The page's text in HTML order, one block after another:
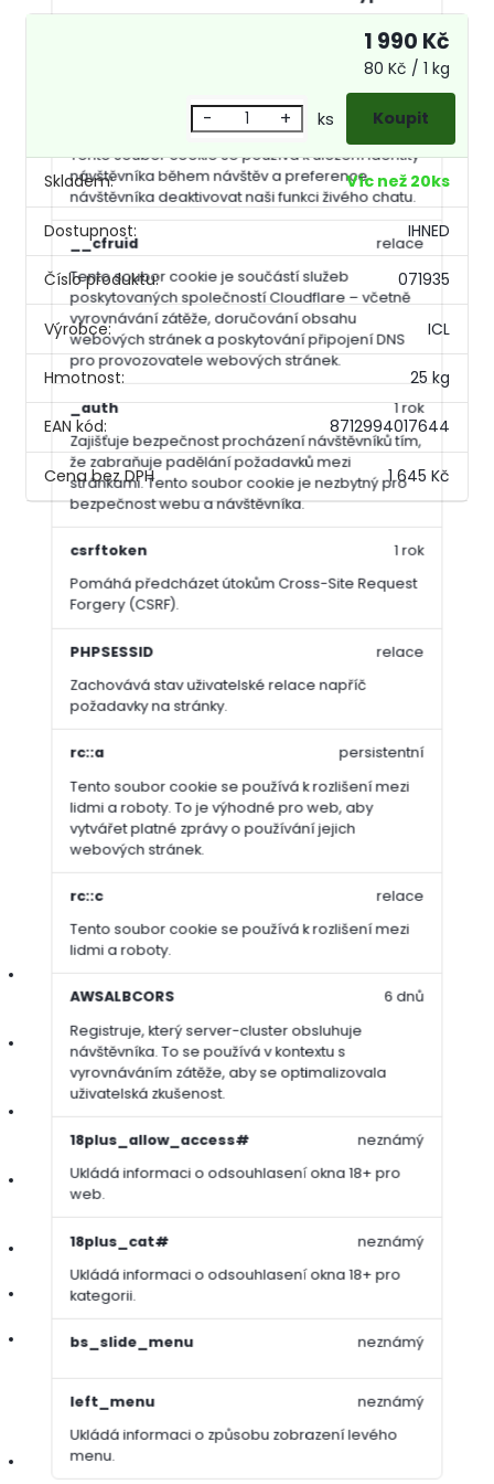
Ukládá informaci o potřebě zobrazení cookie lišty
1 rok
Tento soubor cookie se používá k uložení identity
návštěvníka během návštěv a preference
návštěvníka deaktivovat naši funkci živého chatu.
1 rok
__cfruid
Tento soubor cookie je součástí služeb
poskytovaných společností Cloudflare – včetně
vyrovnávání zátěže, doručování obsahu
webových stránek a poskytování připojení DNS
pro provozovatele webových stránek.
relace
_auth
Zajišťuje bezpečnost procházení návštěvníků tím,
že zabraňuje padělání požadavků mezi
stránkami. Tento soubor cookie je nezbytný pro
bezpečnost webu a návštěvníka.
1 rok
csrftoken
Pomáhá předcházet útokům Cross-Site Request
Forgery (CSRF).
1 rok
PHPSESSID
Zachovává stav uživatelské relace napříč
požadavky na stránky.
relace
rc::a
Tento soubor cookie se používá k rozlišení mezi
lidmi a roboty. To je výhodné pro web, aby
vytvářet platné zprávy o používání jejich
webových stránek.
persistentní
rc::c
Tento soubor cookie se používá k rozlišení mezi
lidmi a roboty.
relace
AWSALBCORS
Registruje, který server-cluster obsluhuje
návštěvníka. To se používá v kontextu s
vyrovnáváním zátěže, aby se optimalizovala
uživatelská zkušenost.
6 dnů
18plus_allow_access#
Ukládá informaci o odsouhlasení okna 18+ pro
web.
neznámý
18plus_cat#
Ukládá informaci o odsouhlasení okna 18+ pro
kategorii.
neznámý
bs_slide_menu neznámý
left_menu
Ukládá informaci o způsobu zobrazení levého
menu.
neznámý
Skladem: Víc než 20ks
Dostupnost: IHNED
Číslo produktu: 071935
Výrobce: ICL
Hmotnost: 25 kg
EAN kód: 8712994017644
1 645 Kč
1 990 Kč
80 Kč / 1 kg
- + ks
Kompletní specifikace
5+2MgOje navrženo speciálně pro
a přesevy,
Díky patentované technologii řízeného uvolňování živin Poly-S
poskytuje mladému trávníku přesně takové množství živin,
rostlin. Vysoký obsah fosforu podporuje tvorbu silného
kořenového systému a minigranule zajišťují rovnoměrné
pokrytí i rychlou vizuální reakci trávníku.Vyvážený poměr živin
podporuje růst, hustotu avitalitu trávníku
hořčíkzlepšuje barvua fotosyntetickou aktivitu.
trávníku
řízené uvolňování živin minimalizuje riziko popálení a
podporuje stabilní růst
rychlé zakořenění
dusík s postupným uvolňováním podporuje tvorbu hustého a
zdravého porostu
stopové prvky zlepšují celkové zdraví a vitalitu trávníku
viditelné výsledky již za 1–3 dny
minigranule – rovnoměrné pokrytí a efektivní využití živin
Specifikace:
doba působení: 2–3 měsíce